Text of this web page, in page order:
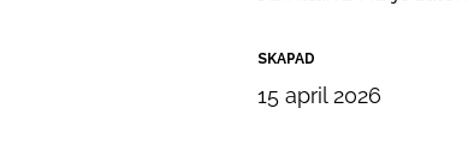
SKAPAD
15 april 2026